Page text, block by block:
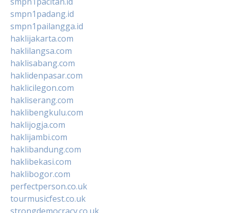
smpn1padang.id
smpn1pailangga.id
haklijakarta.com
haklilangsa.com
haklisabang.com
haklidenpasar.com
haklicilegon.com
hakliserang.com
haklibengkulu.com
haklijogja.com
haklijambi.com
haklibandung.com
haklibekasi.com
haklibogor.com
perfectperson.co.uk
tourmusicfest.co.uk
strongdemocracy.co.uk